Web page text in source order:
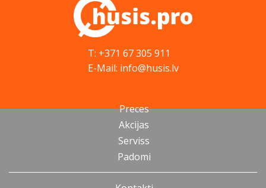
T: +371 67 305 911
E-Mail: info@husis.lv
Preces
Akcijas
Serviss
Padomi